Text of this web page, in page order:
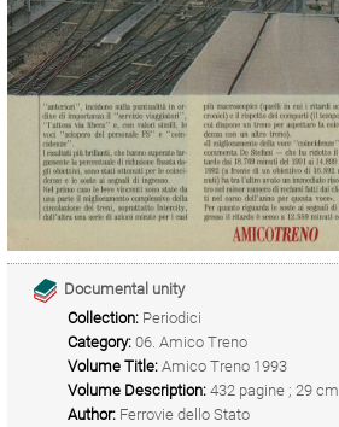
Documental unity
Collection: Periodici
Category: 06. Amico Treno
Volume Title: Amico Treno 1993
Volume Description: 432 pagine ; 29 cm
Author: Ferrovie dello Stato